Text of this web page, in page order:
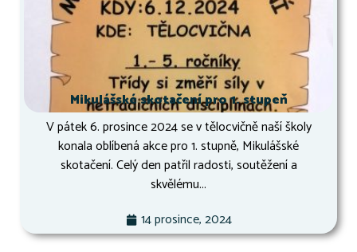
Mikulášské skotačení pro 1. stupeň
V pátek 6. prosince 2024 se v tělocvičně naší školy
konala oblíbená akce pro 1. stupně, Mikulášské
skotačení. Celý den patřil radosti, soutěžení a
skvělému...
14 prosince, 2024